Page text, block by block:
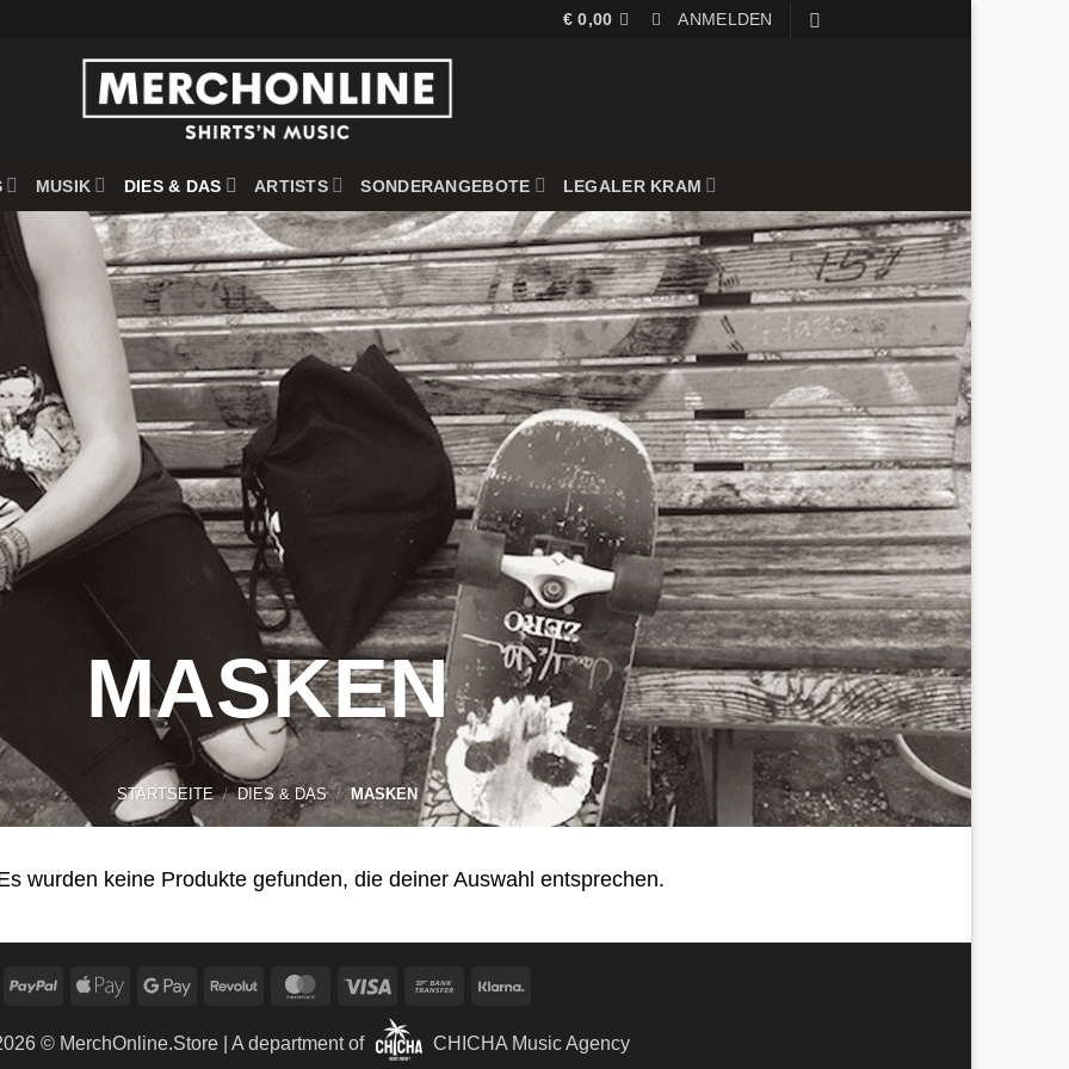
€ 0,00 ANMELDEN
MUSIK DIES & DAS ARTISTS SONDERANGEBOTE LEGALER KRAM
MASKEN
STARTSEITE / DIES & DAS / MASKEN
wurden keine Produkte gefunden, die deiner Auswahl entsprechen.
PayPal Apple
Google Revolut MasterCard
Visa
Bank
© MerchOnline.Store| A department of CHICHA Music Agency